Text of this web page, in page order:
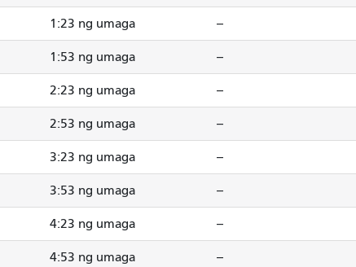
1:23 ng umaga --
1:53 ng umaga --
2:23 ng umaga --
2:53 ng umaga --
3:23 ng umaga --
3:53 ng umaga --
4:23 ng umaga --
4:53 ng umaga --